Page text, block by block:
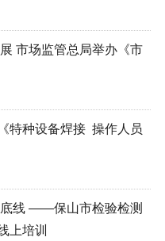
市场监管总局举办《市
特种设备焊接 操作人员
底线 ——保山市检验检测
上培训